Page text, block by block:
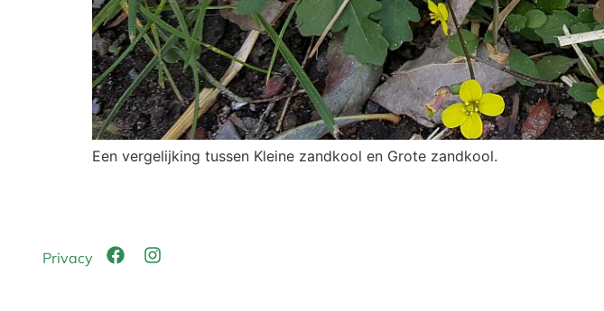
Een vergelijking tussen Kleine zandkool en Grote zandkool.
Privacy